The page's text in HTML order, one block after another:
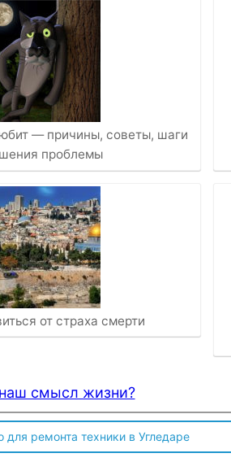
— причины, советы, шаги
проблемы
от страха смерти
смысл жизни?
ремонта техники в Угледаре